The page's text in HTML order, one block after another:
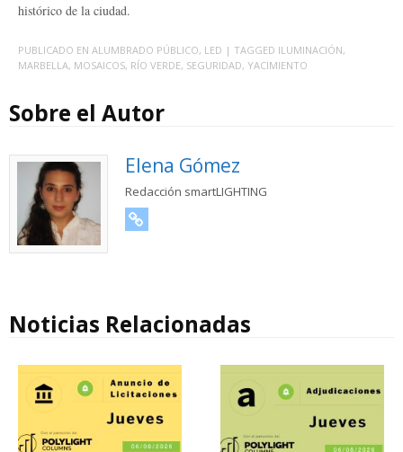
histórico de la ciudad.
PUBLICADO EN ALUMBRADO PÚBLICO, LED | TAGGED ILUMINACIÓN,
MARBELLA, MOSAICOS, RÍO VERDE, SEGURIDAD, YACIMIENTO
Sobre el Autor
Elena Gómez
Redacción smartLIGHTING
Noticias Relacionadas